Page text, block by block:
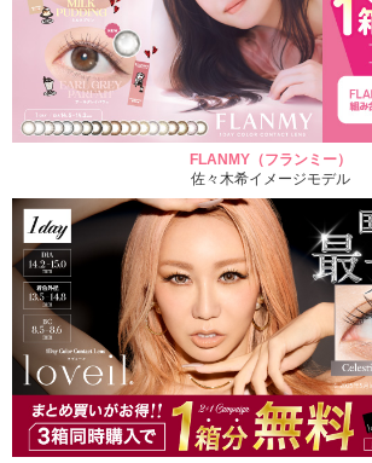
FLANMY（フランミー）
佐々木希イメージモデル